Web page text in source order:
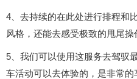
4、去持续的在此处进行排程和
风格，还能去感受极致的甩尾操
5、我们可以使用这服务去驾驭
车活动可以去体验的，是非常的